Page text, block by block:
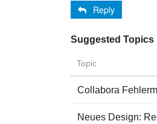
Reply
Suggested Topics
Topic
Collabora
Neues Design: